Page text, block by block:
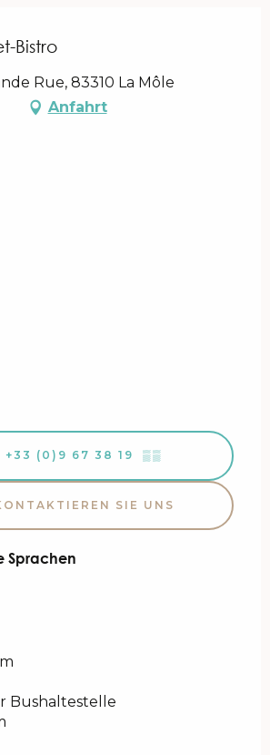
Bistro
Rue, 83310 La Môle
Anfahrt
+33 (0)9 67 38 19 ▒▒
SIE UNS
Sprachen
Sprachen
Bushaltestelle